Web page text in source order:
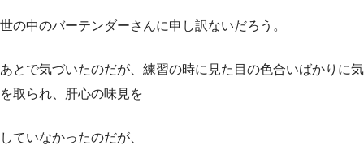
世の中のバーテンダーさんに申し訳ないだろう。
あとで気づいたのだが、練習の時に見た目の色合いばかりに気
を取られ、肝心の味見を
していなかったのだが、